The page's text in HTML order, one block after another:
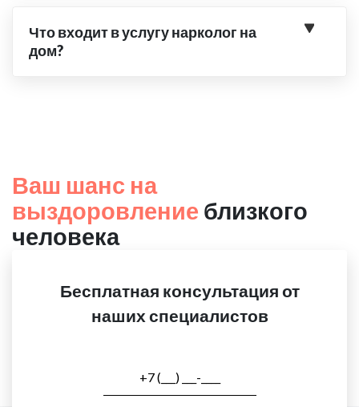
Что входит в услугу нарколог на
дом?
Ваш шанс на
выздоровление близкого
человека
Бесплатная консультация от
наших специалистов